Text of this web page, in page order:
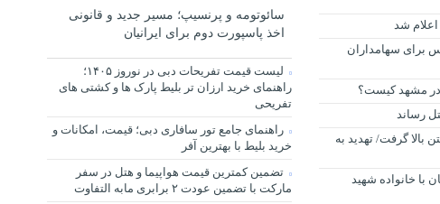
شد
برای سهامداران
در مشهد کیست؟
رساند
بالا گرفت/ تهدید به
با خانواده شهید
سائوتومه و پرنسیپ؛ مسیر جدید و قانونی
اخذ پاسپورت دوم برای ایرانیان
لیست قیمت تفریحات دبی در نوروز ۱۴۰۵؛
راهنمای خرید ارزان تر بلیط پارک ها و کشتی های
تفریحی
راهنمای جامع تور سافاری دبی؛ قیمت، امکانات و
خرید بلیط با بهترین آفر
تضمین کمترین قیمت هواپیما و هتل در سفر
مارکت با تضمین عودت ۲ برابری مابه التفاوت